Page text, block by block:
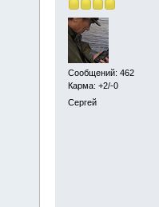
Сообщений: 462
Карма: +2/-0
Сергей